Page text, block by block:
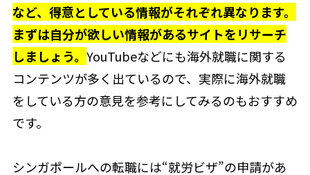
など、得意としている情報がそれぞれ異なります。
まずは自分が欲しい情報があるサイトをリサーチ
しましょう。 YouTubeなどにも海外就職に関する
コンテンツが多く出ているので、実際に海外就職
をしている方の意見を参考にしてみるのもおすすめ
です。
シンガポールへの転職には“就労ビザ”の申請があ